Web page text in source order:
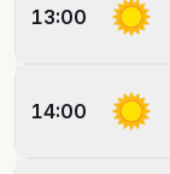
13:00
14:00